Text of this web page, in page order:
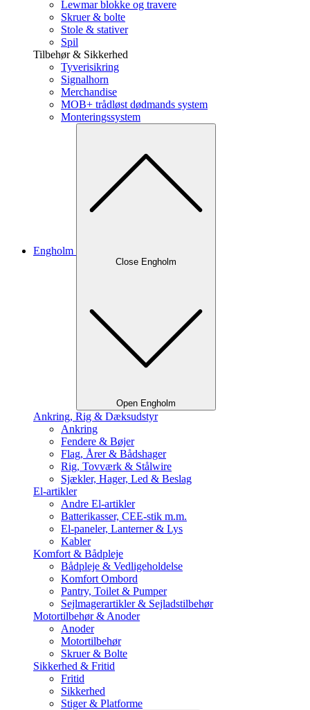
Lewmar blokke og travere
Skruer & bolte
Stole & stativer
Spil
Tilbehør & Sikkerhed
Tyverisikring
Signalhorn
Merchandise
MOB+ trådløst dødmands system
Monteringssystem
Engholm
Close Engholm
Open Engholm
Ankring, Rig & Dæksudstyr
Ankring
Fendere & Bøjer
Flag, Årer & Bådshager
Rig, Tovværk & Stålwire
Sjækler, Hager, Led & Beslag
El-artikler
Andre El-artikler
Batterikasser, CEE-stik m.m.
El-paneler, Lanterner & Lys
Kabler
Komfort & Bådpleje
Bådpleje & Vedligeholdelse
Komfort Ombord
Pantry, Toilet & Pumper
Sejlmagerartikler & Sejladstilbehør
Motortilbehør & Anoder
Anoder
Motortilbehør
Skruer & Bolte
Sikkerhed & Fritid
Fritid
Sikkerhed
Stiger & Platforme